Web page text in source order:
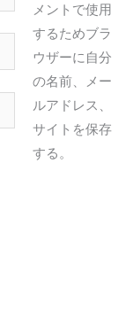
メントで使用
するためブラ
ウザーに自分
の名前、メー
ルアドレス、
サイトを保存
する。